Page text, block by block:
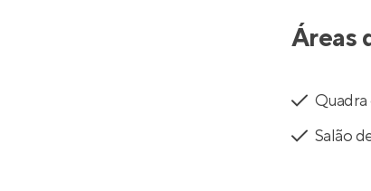
Áreas
Quadra
Salão